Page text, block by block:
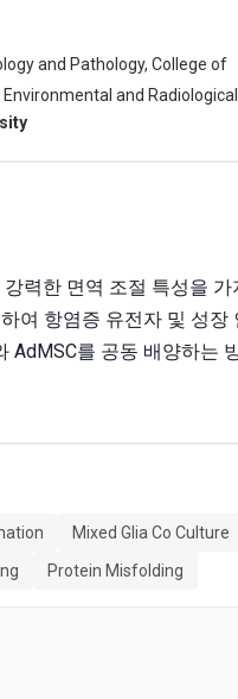
and Pathology, College of
and
력한 면역 조절 특성을 가
여 항염증 유전자 및 성장
AdMSC를 공동 배양하는
Mixed Glia Co Culture
Protein Misfolding